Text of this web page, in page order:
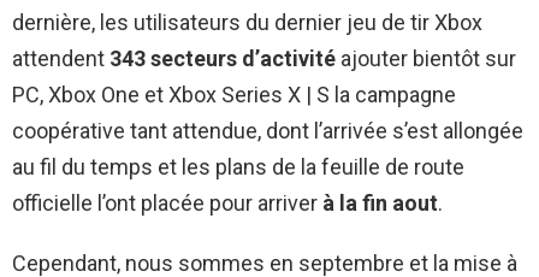
dernière, les utilisateurs du dernier jeu de tir Xbox
attendent 343 secteurs d’activité ajouter bientôt sur
PC, Xbox One et Xbox Series X | S la campagne
coopérative tant attendue, dont l’arrivée s’est allongée
au fil du temps et les plans de la feuille de route
officielle l’ont placée pour arriver à la fin aout.
Cependant, nous sommes en septembre et la mise à